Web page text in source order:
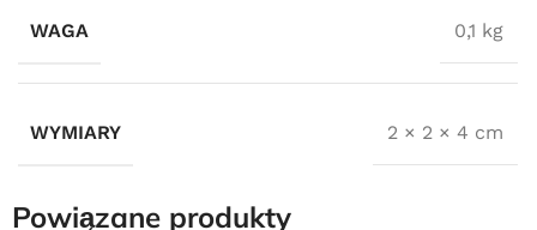
WAGA 0,1 kg
WYMIARY 2 × 2 × 4 cm
Powiązane produkty